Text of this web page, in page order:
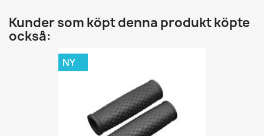
Kunder som köpt denna produkt köpte
också:
NY